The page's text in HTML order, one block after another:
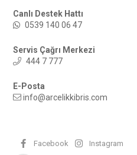
Canlı Destek Hattı
0539 140 06 47
Servis Çağrı Merkezi
444 7 777
E-Posta
info@arcelikkibris.com
Facebook Instagram